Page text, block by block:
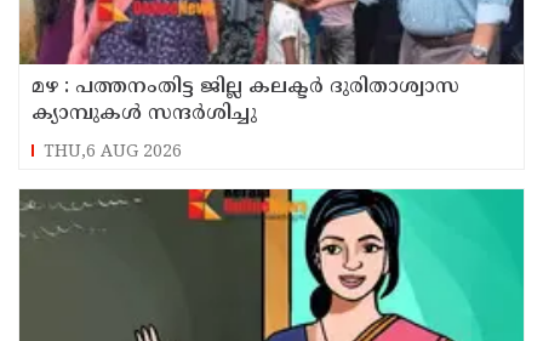
മഴ : പത്തനംതിട്ട ജില്ല കലക്ടർ ദുരിതാശ്വാസ
ക്യാമ്പുകൾ സന്ദർശിച്ചു
THU,6 AUG 2026